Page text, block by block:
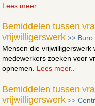
Lees meer..
Bemiddelen tussen
vrijwilligerswerk >> Buro
Mensen die
medewerkers zoeken voor
opnemen. Lees meer..
Bemiddelen tussen
vrijwilligerswerk >>